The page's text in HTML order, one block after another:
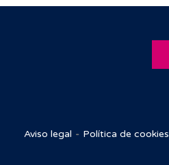
Aviso legal Política de cookies